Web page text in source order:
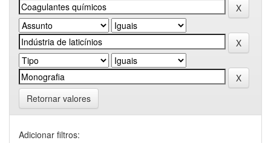
Retornar valores
Adicionar filtros: